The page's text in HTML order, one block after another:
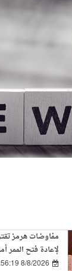
مفاوضات هرمز
لإعادة فتح الممر
8/8/2026 11:56:19 AM